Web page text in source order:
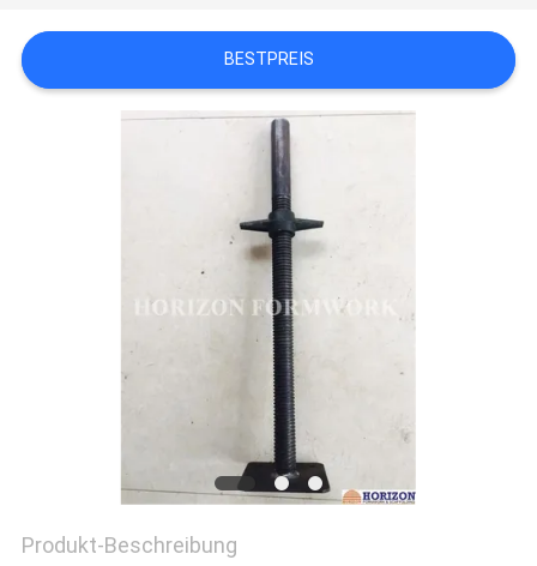
FORDERN
SIE
PRIVACY
BESTPREIS
Produkt-Beschreibung